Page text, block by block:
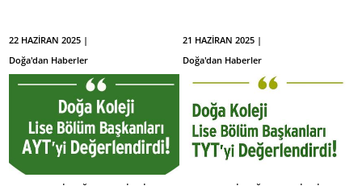
22 HAZİRAN 2025 |
Doğa'dan Haberler
21 HAZİRAN 2025 |
Doğa'dan Haberler